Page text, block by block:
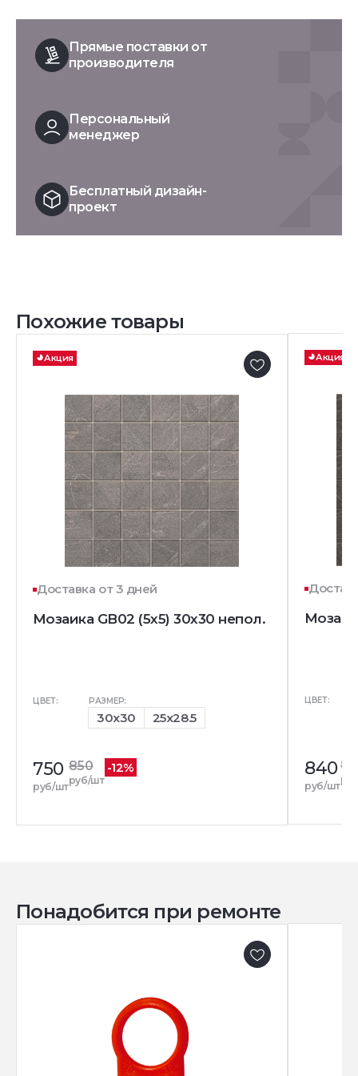
Прямые поставки от
производителя
Персональный
менеджер
Бесплатный дизайн-
проект
Похожие товары
Акция
Доставка от 3 дней
Мозаика GB02 (5х5) 30x30 непол.
ЦВЕТ: РАЗМЕР:
30x30 25x28.5
750
руб/шт
850
руб/шт
-12%
Акция
ЦВЕТ:
840
руб/шт
Понадобится при ремонте